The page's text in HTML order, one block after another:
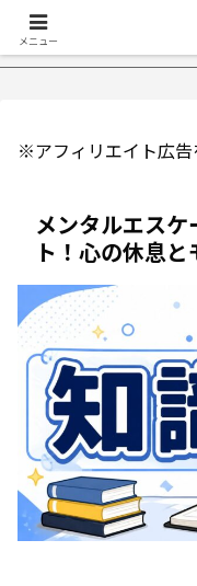
ったきっかけ５選｜不眠
※アフィリエイト広
メンタルエス
ト！心の休息
メニュー